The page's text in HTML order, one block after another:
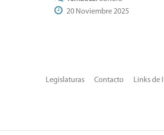
20 Noviembre 2025
Links de
Contacto
Legislaturas